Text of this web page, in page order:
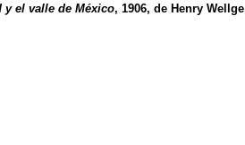
y el valle de México, 1906, de Henry Wellge